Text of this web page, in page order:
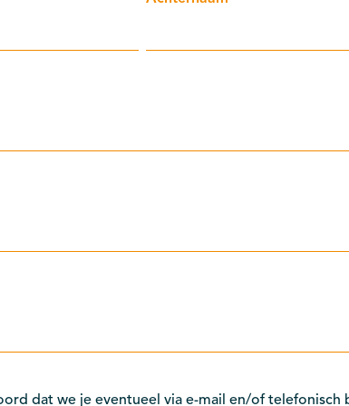
dat we je eventueel via e-mail en/of telefonisch